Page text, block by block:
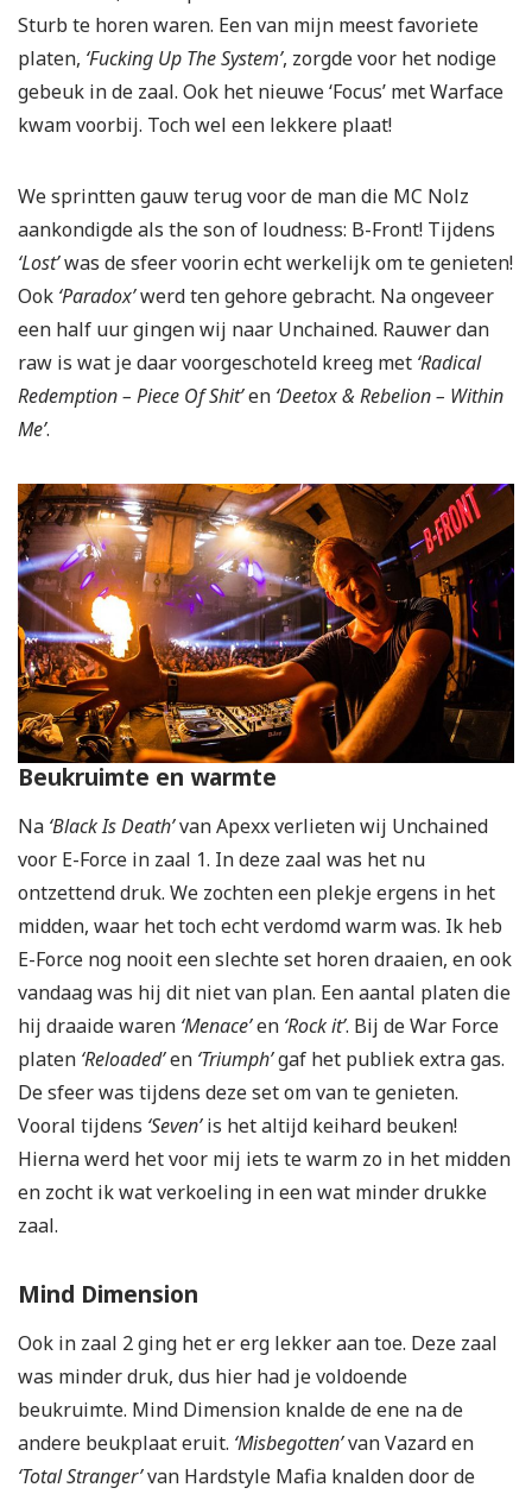
Sturb te horen waren. Een van mijn meest favoriete
platen, ‘Fucking Up The System’, zorgde voor het nodige
gebeuk in de zaal. Ook het nieuwe ‘Focus’ met Warface
kwam voorbij. Toch wel een lekkere plaat!
We sprintten gauw terug voor de man die MC Nolz
aankondigde als the son of loudness: B-Front! Tijdens
‘Lost’was de sfeer voorin echt werkelijk om te genieten!
Ook ‘Paradox’werd ten gehore gebracht. Na ongeveer
een half uur gingen wij naar Unchained. Rauwer dan
raw is wat je daar voorgeschoteld kreeg met ‘Radical
Redemption – Piece Of Shit’en ‘Deetox & Rebelion – Within
Me’.
Beukruimte en warmte
Na ‘Black Is Death’van Apexx verlieten wij Unchained
voor E-Force in zaal 1. In deze zaal was het nu
ontzettend druk. We zochten een plekje ergens in het
midden, waar het toch echt verdomd warm was. Ik heb
E-Force nog nooit een slechte set horen draaien, en ook
vandaag was hij dit niet van plan. Een aantal platen die
hij draaide waren ‘Menace’en ‘Rock it’. Bij de War Force
platen ‘Reloaded’en ‘Triumph’gaf het publiek extra gas.
De sfeer was tijdens deze set om van te genieten.
Vooral tijdens ‘Seven’is het altijd keihard beuken!
Hierna werd het voor mij iets te warm zo in het midden
en zocht ik wat verkoeling in een wat minder drukke
zaal.
Mind Dimension
Ook in zaal 2 ging het er erg lekker aan toe. Deze zaal
was minder druk, dus hier had je voldoende
beukruimte. Mind Dimension knalde de ene na de
andere beukplaat eruit. ‘Misbegotten’van Vazard en
‘Total Stranger’van Hardstyle Mafia knalden door de